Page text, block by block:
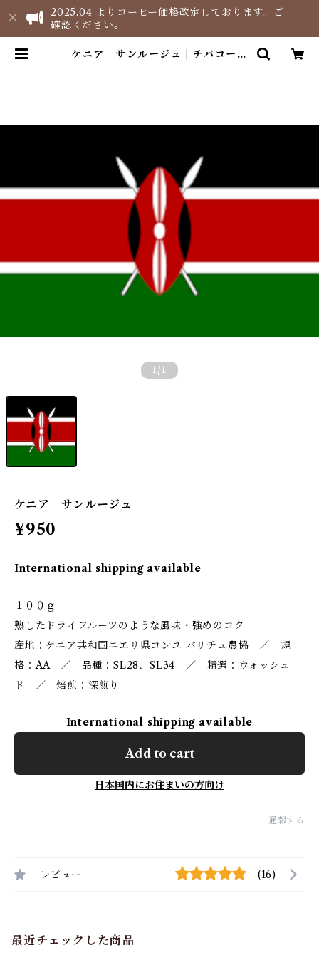
2025.04 よりコーヒー価格改定しております。ご
確認ください。
ケニア サンルージュ | チバコーヒ
1 /1
ケニア サンルージュ
¥950
International shipping available
１００ｇ
熟したドライフルーツのような風味・強めのコク
産地：ケニア共和国ニエリ県コンユ バリチュ農協 ／ 規
格：AA ／ 品種：SL28、SL34 ／ 精選：ウォッシュ
ド ／ 焙煎：深煎り
International shipping available
Add to cart
日本国内にお住まいの方向け
通報する
レビュー (16)
最近チェックした商品